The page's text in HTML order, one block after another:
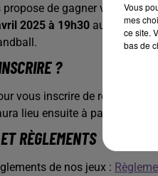
propose de gagner vos
2025 à 19h30 au Palais
?
vous inscrire de remplir le
lieu ensuite à partir de 19h.
RÈGLEMENTS
de nos jeux :
Vous
mes
ce site.
bas de